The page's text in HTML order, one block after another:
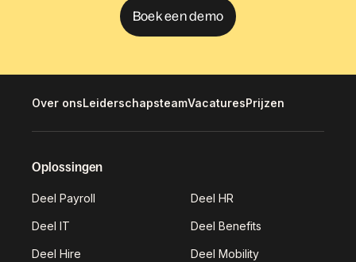
Boek een demo
Over onsLeiderschapsteamVacaturesPrijzen
Oplossingen
Deel Payroll Deel HR
Deel IT Deel Benefits
Deel Hire Deel Mobility